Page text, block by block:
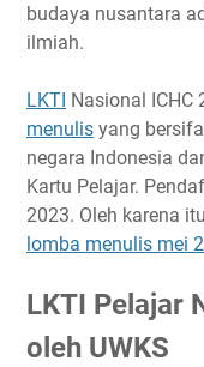
budaya nusantara
ilmiah.
LKTI Nasional ICHC
menulis yang
negara Indonesia
Kartu Pelajar.
2023. Oleh karena
lomba menulis mei
LKTI Pelajar
oleh UWKS